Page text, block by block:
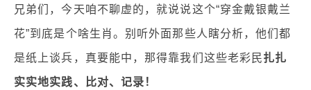
兄弟们，今天咱不聊虚的，就说说这个“穿金戴银戴兰
花”到底是个啥生肖。别听外面那些人瞎分析，他们都
是纸上谈兵，真要能中，那得靠我们这些老彩民扎扎
实实地实践、比对、记录！